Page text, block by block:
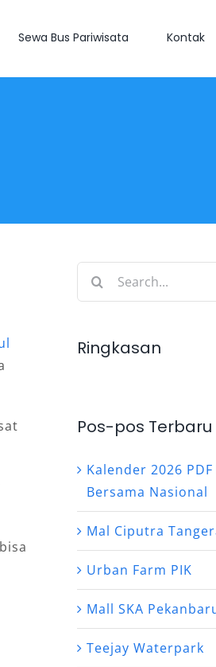
Sewa Bus Pariwisata Kontak
Search
Ringkasan
Pos-pos Terbaru
Kalender 2026
Bersama Nasional
Mal Ciputra
Urban Farm PIK
Mall SKA
Teejay Waterpark